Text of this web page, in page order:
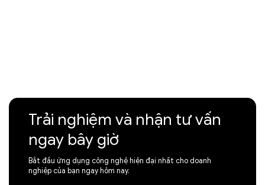
Trải nghiệm và nhận tư vấn
ngay bây giờ
Bắt đầu ứng dụng công nghệ hiện đại nhất cho doanh
nghiệp của bạn ngay hôm nay.